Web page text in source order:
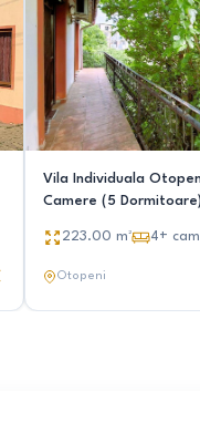
Vila Individuala Otopeni Zona Lidl |
Camere (5
223.00 m² 4+
Otopeni